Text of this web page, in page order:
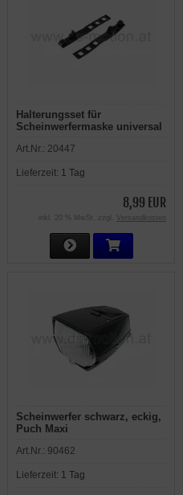
Halterungsset für
Scheinwerfermaske universal
Art.Nr.: 20447
Lieferzeit: 1 Tag
8,99 EUR
inkl. 20 % MwSt. zzgl. Versandkosten
Scheinwerfer schwarz, eckig,
Puch Maxi
Art.Nr.: 90462
Lieferzeit: 1 Tag